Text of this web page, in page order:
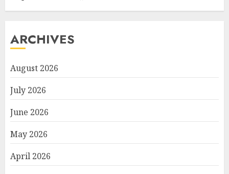
ARCHIVES
August 2026
July 2026
June 2026
May 2026
April 2026